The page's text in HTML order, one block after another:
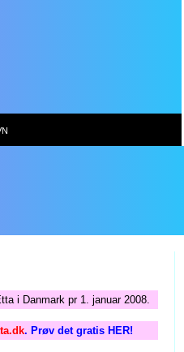
i Danmark pr 1. januar 2008.
. Prøv det gratis HER!